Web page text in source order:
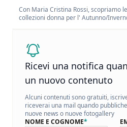
Con Maria Cristina Rossi, scopriamo
collezioni donna per l' Autunno/
Ricevi una notifica
un nuovo contenuto
Alcuni contenuti sono gratuiti,
riceverai una mail quando
nuove news o nuove fotogallery
NOME E COGNOME*